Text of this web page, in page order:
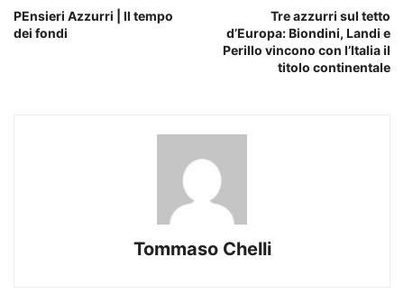
PEnsieri Azzurri | Il tempo
dei fondi
Tre azzurri sul tetto
d’Europa: Biondini, Landi e
Perillo vincono con l’Italia il
titolo continentale
Tommaso Chelli